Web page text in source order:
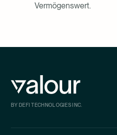
Vermögenswert.
BY DEFI TECHNOLOGIES INC.